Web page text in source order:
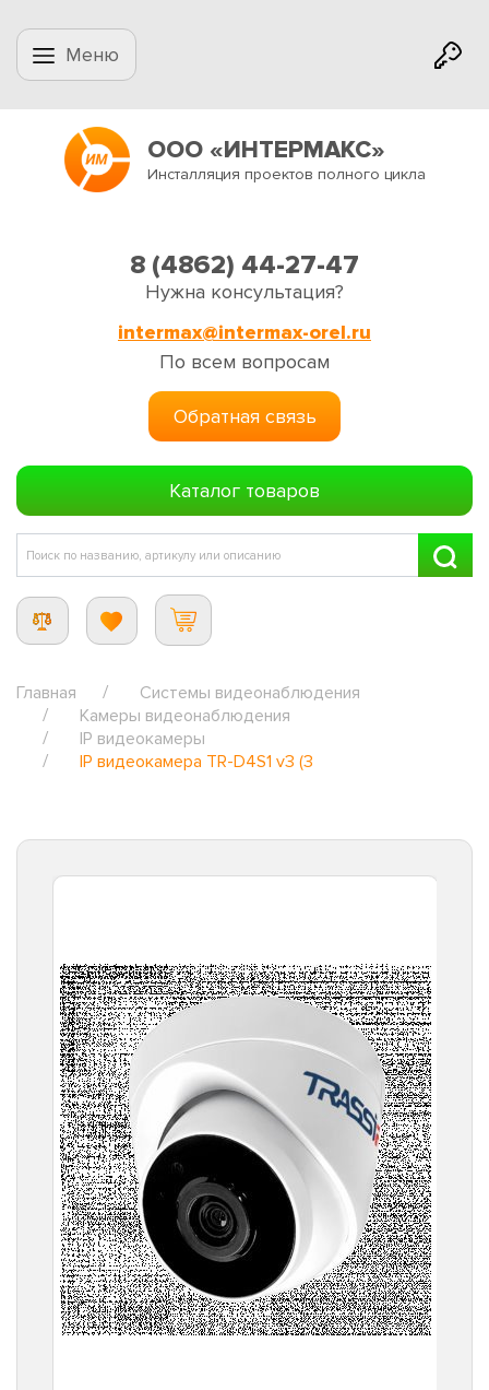
Меню
ООО «ИНТЕРМАКС»
Инсталляция проектов полного цикла
8 (4862) 44-27-47
Нужна консультация?
intermax@intermax-orel.ru
По всем вопросам
Обратная связь
Каталог товаров
Главная
Системы видеонаблюдения
Камеры видеонаблюдения
IP видеокамеры
IP видеокамера TR-D4S1 v3 (3